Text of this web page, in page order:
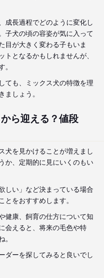
成長過程でどのように変化し
子犬の頃の容姿が気に入って
目が大きく変わる子もいま
となるかもしれませんが、
ても、ミックス犬の特徴を理
しょう。
ら迎える？値段
犬を見かけることが増えまし
か、定期的に見にいくのもい
しい」など決まっている場合
をおすすめします。
健康、飼育の仕方について知
会えると、将来の毛色や特
ダーを探してみると良いでし